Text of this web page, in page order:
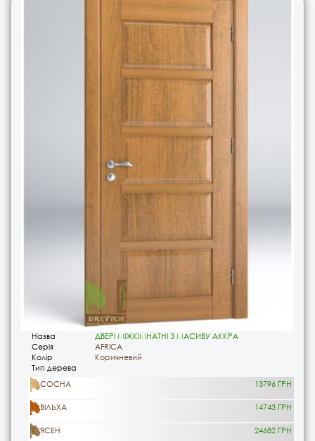
Назва
ДВЕРІ МІЖКІМНАТНІ З МАСИВУ АККРА
Серія
AFRICA
Колір
Коричневий
Тип дерева
СОСНА
13796 ГРН
ВІЛЬХА 14743 ГРН
ЯСЕН 24682 ГРН